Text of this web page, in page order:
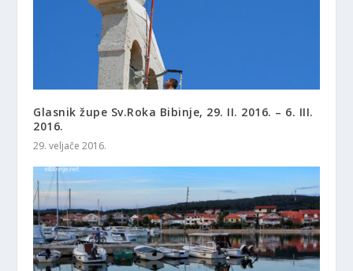
Glasnik župe Sv.Roka Bibinje, 29. II. 2016. – 6. III.
2016.
29. veljače 2016.